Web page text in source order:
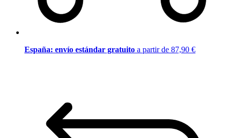
España: envío estándar gratuito a partir de 87,90 €